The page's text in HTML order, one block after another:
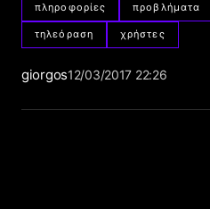
πληροφορίες προβλήματα
τηλεόραση χρήστες
giorgos12/03/2017 22:26